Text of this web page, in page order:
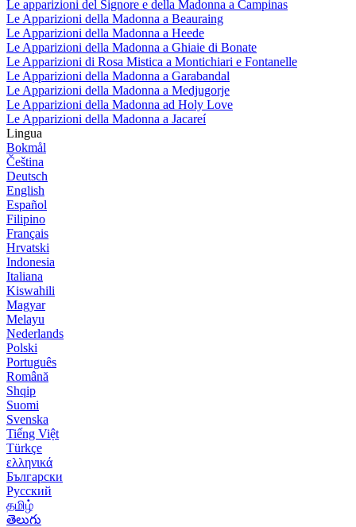
Le apparizioni del Signore e della Madonna a Campinas
Le Apparizioni della Madonna a Beauraing
Le Apparizioni della Madonna a Heede
Le Apparizioni della Madonna a Ghiaie di Bonate
Le Apparizioni di Rosa Mistica a Montichiari e Fontanelle
Le Apparizioni della Madonna a Garabandal
Le Apparizioni della Madonna a Medjugorje
Le Apparizioni della Madonna ad Holy Love
Le Apparizioni della Madonna a Jacareí
Lingua
Bokmål
Čeština
Deutsch
English
Español
Filipino
Français
Hrvatski
Indonesia
Italiana
Kiswahili
Magyar
Melayu
Nederlands
Polski
Português
Română
Shqip
Suomi
Svenska
Tiếng Việt
Türkçe
ελληνικά
Български
Русский
தமிழ்
తెలుగు